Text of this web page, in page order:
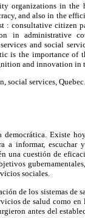
organizations in the
and also in the
: consultative citizen
in administrative
and social
is the importance of
and innovation in
social services, Quebec.
Existe
a informar, escuchar
una cuestión de
sociales.
de los sistemas de
de salud como en
antes del